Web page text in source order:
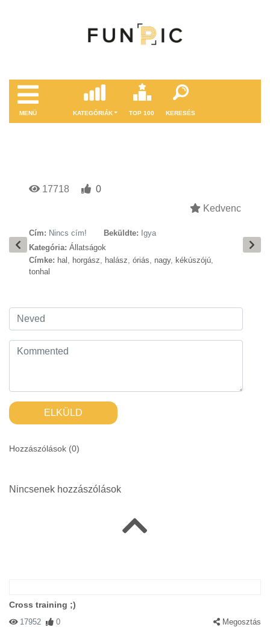
MENÜ KATEGÓRIÁK TOP 100 KERESÉS
17718
0
Kedvenc
Cím: Nincs cím! Beküldte: Igya
Kategória: Állatságok
Címke: hal , horgász, halász, óriás, nagy, kékúszójú,
tonhal
ELKÜLD
Hozzászólások (0)
Nincsenek hozzászólások
Cross training ;)
17952 0 Megosztás